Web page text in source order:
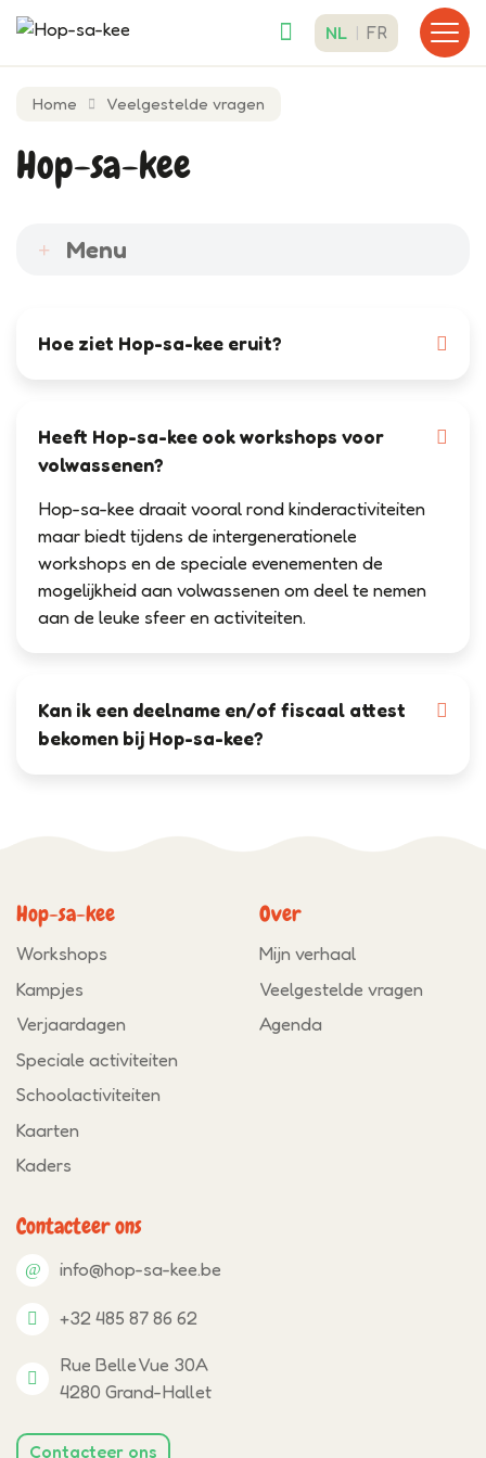
NL FR
Toon
Home Veelgestelde vragen
Hop-sa-kee
Menu
Hoe ziet Hop-sa-kee eruit?
Heeft Hop-sa-kee ook workshops voor
volwassenen?
Hop-sa-kee draait vooral rond kinderactiviteiten
maar biedt tijdens de intergenerationele
workshops en de speciale evenementen de
mogelijkheid aan volwassenen om deel te nemen
aan de leuke sfeer en activiteiten.
Kan ik een deelname en/of fiscaal attest
bekomen bij Hop-sa-kee?
Hop-sa-kee
Workshops
Kampjes
Verjaardagen
Speciale activiteiten
Schoolactiviteiten
Kaarten
Kaders
Over
Mijn verhaal
Veelgestelde vragen
Agenda
Contacteer ons
info@hop-sa-kee.be
+32 485 87 86 62
Rue Belle Vue 30A
4280 Grand-Hallet
Contacteer ons